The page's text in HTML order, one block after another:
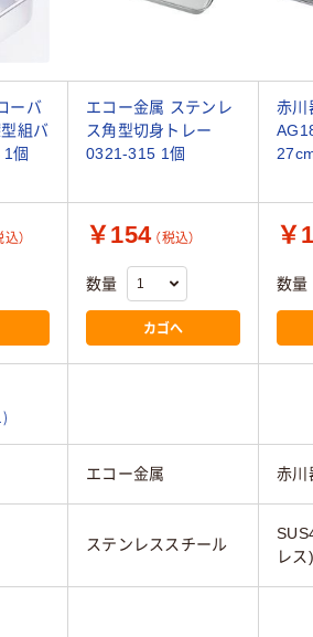
ーバ
組バ
個
エコー金属 ステンレ
ス角型切身トレー
0321-315 1個
赤川
込） ￥154 （税込）
数量
カゴへ
￥
数量
エコー金属 赤川
ステンレススチール
レス)